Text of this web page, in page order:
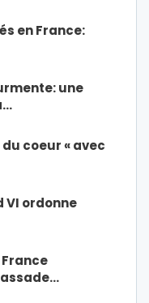
en France:
une
coeur « avec
VI ordonne